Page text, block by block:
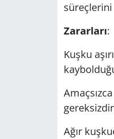
Zararları:
Kuşku
Ağır